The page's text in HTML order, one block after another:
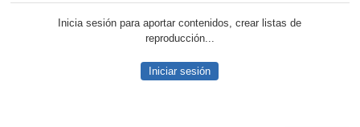
Inicia sesión para aportar contenidos, crear listas de
reproducción...
Iniciar sesión